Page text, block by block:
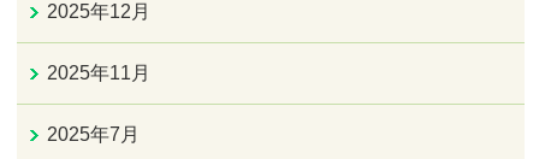
2025年12月
2025年11月
2025年7月